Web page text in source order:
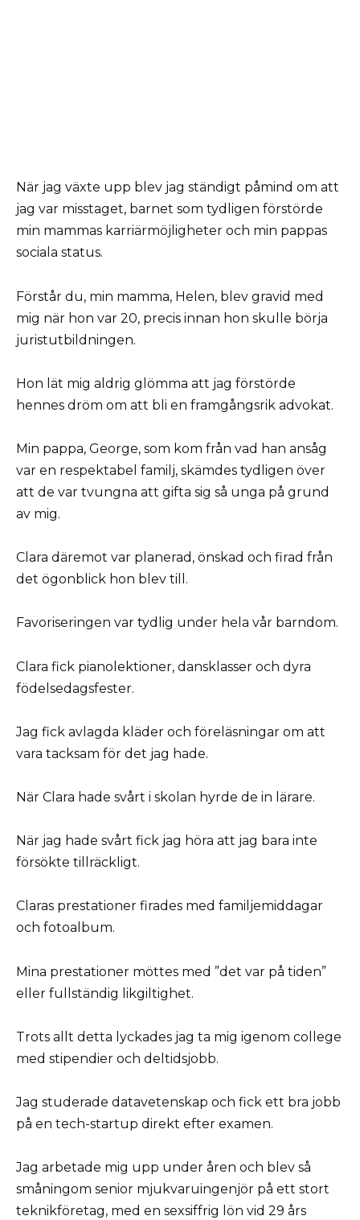
När jag växte upp blev jag ständigt påmind om att
jag var misstaget, barnet som tydligen förstörde
min mammas karriärmöjligheter och min pappas
sociala status.
Förstår du, min mamma, Helen, blev gravid med
mig när hon var 20, precis innan hon skulle börja
juristutbildningen.
Hon lät mig aldrig glömma att jag förstörde
hennes dröm om att bli en framgångsrik advokat.
Min pappa, George, som kom från vad han ansåg
var en respektabel familj, skämdes tydligen över
att de var tvungna att gifta sig så unga på grund
av mig.
Clara däremot var planerad, önskad och firad från
det ögonblick hon blev till.
Favoriseringen var tydlig under hela vår barndom.
Clara fick pianolektioner, dansklasser och dyra
födelsedagsfester.
Jag fick avlagda kläder och föreläsningar om att
vara tacksam för det jag hade.
När Clara hade svårt i skolan hyrde de in lärare.
När jag hade svårt fick jag höra att jag bara inte
försökte tillräckligt.
Claras prestationer firades med familjemiddagar
och fotoalbum.
Mina prestationer möttes med ”det var på tiden”
eller fullständig likgiltighet.
Trots allt detta lyckades jag ta mig igenom college
med stipendier och deltidsjobb.
Jag studerade datavetenskap och fick ett bra jobb
på en tech-startup direkt efter examen.
Jag arbetade mig upp under åren och blev så
småningom senior mjukvaruingenjör på ett stort
teknikföretag, med en sexsiffrig lön vid 29 års